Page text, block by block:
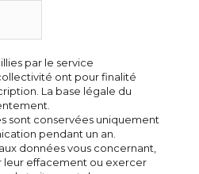
par le service
ont pour finalité
La base légale du
sont conservées uniquement
pendant un an.
données vous concernant,
leur effacement ou exercer